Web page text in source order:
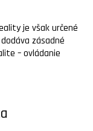
je však určené
zásadné
– ovládanie